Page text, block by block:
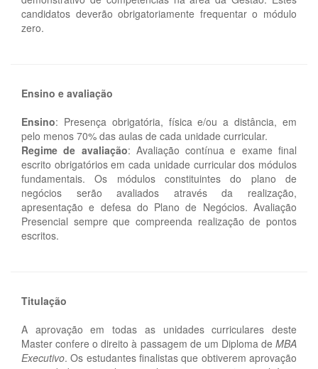
candidatos deverão obrigatoriamente frequentar o módulo
zero.
Ensino e avaliação
Ensino: Presença obrigatória, física e/ou a distância, em
pelo menos 70% das aulas de cada unidade curricular.
Regime de avaliação: Avaliação contínua e exame final
escrito obrigatórios em cada unidade curricular dos módulos
fundamentais. Os módulos constituintes do plano de
negócios serão avaliados através da realização,
apresentação e defesa do Plano de Negócios. Avaliação
Presencial sempre que compreenda realização de pontos
escritos.
Titulação
A aprovação em todas as unidades curriculares deste
Master confere o direito à passagem de um Diploma de MBA
Executivo. Os estudantes finalistas que obtiverem aprovação